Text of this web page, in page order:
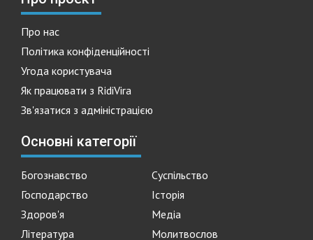
Про нас
Політика конфіденційності
Угода користувача
Як працювати з RidiVira
Зв'язатися з адміністрацією
Основні категорії
Богознавство
Суспільство
Господарство
Історія
Здоров'я
Медіа
Література
Молитвослов